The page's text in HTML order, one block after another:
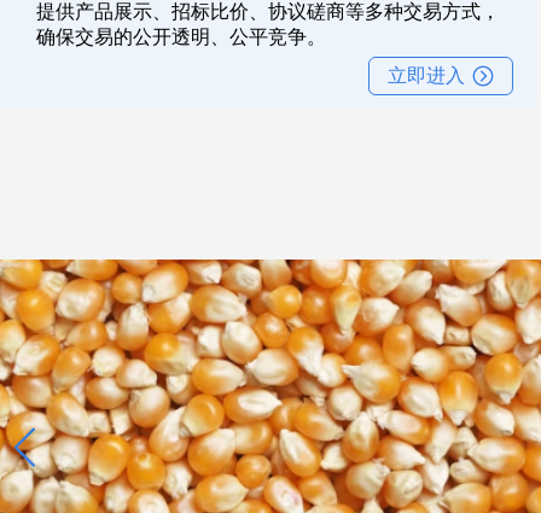
提供产品展示、招标比价、协议磋商等多种交易方式，
确保交易的公开透明、公平竞争。
立即进入